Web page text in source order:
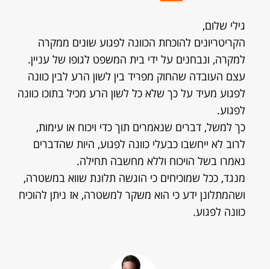
גילי שלום,
הקריטריונים להוכחת הכוונה לפגוע שונים ממקרה
למקרה, ונבחנים על ידי בית המשפט לגופו של עניין.
עצם העובדה שהחוק מפריד בין לשון הרע לבין כוונה
לפגוע מעיד על כך שלא כל לשון הרע מכיל בתוכו כוונה
לפגוע.
כך למשל, דברים שנאמרים תוך כדי ויכוח או עימות,
לרוב לא ייחשבו כבעלי כוונה לפגוע, היות שהדברים
נאמרו בשל הויכוח וללא מחשבה תחילה.
מנגד, ככל שמוכיחים כי הוגשה תלונת שווא במשטרה,
ושהמתלונן ידע כי הוא משקר למשטרה, אז ניתן להוכיח
כוונה לפגוע.